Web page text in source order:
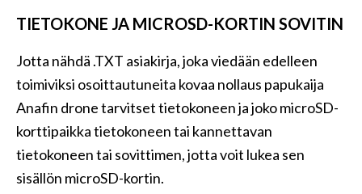
TIETOKONE JA MICROSD-KORTIN SOVITIN
Jotta nähdä .TXT asiakirja, joka viedään edelleen
toimiviksi osoittautuneita kovaa nollaus papukaija
Anafin drone tarvitset tietokoneen ja joko microSD-
korttipaikka tietokoneen tai kannettavan
tietokoneen tai sovittimen, jotta voit lukea sen
sisällön microSD-kortin.